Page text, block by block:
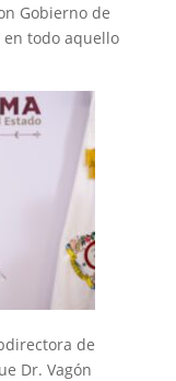
Gobierno de
en todo aquello
de
Dr. Vagón